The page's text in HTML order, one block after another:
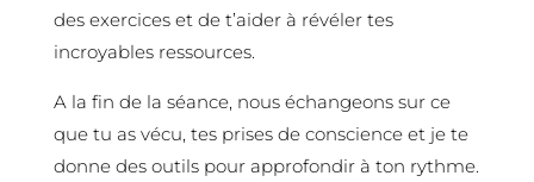
des exercices et de t’aider à révéler tes
incroyables ressources.
A la fin de la séance, nous échangeons sur ce
que tu as vécu, tes prises de conscience et je te
donne des outils pour approfondir à ton rythme.